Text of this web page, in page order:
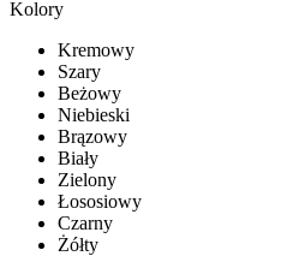
Kolory
Kremowy
Szary
Beżowy
Niebieski
Brązowy
Biały
Zielony
Łososiowy
Czarny
Żółty